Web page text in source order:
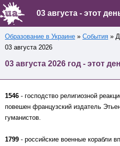
Образование в Украине » События »
03 августа 2026
03 августа 2026 год - этот
1546 - господство религиозной
повешен французский издатель
гуманистов.
1799 - российские военные корабли